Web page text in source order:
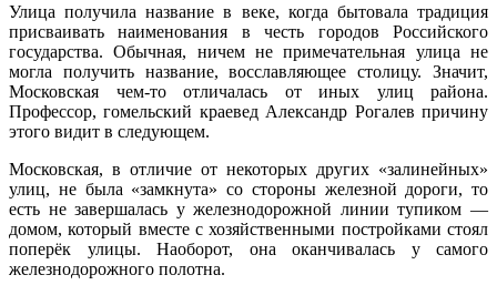
Улица получила название в веке, когда бытова­ла традиция
присваивать наименования в честь горо­дов Российского
государства. Обычная, ничем не при­мечательная улица не
могла получить название, вос­славляющее столицу. Значит,
Московская чем-то отли­чалась от иных улиц района.
Профессор, гомельский краевед Александр Рогалев причину
этого видит в следующем.
Московская, в отличие от некоторых других «за­линейных»
улиц, не была «замкнута» со стороны же­лезной дороги, то
есть не завершалась у железнодо­рожной линии тупиком —
домом, который вместе с хозяйственными постройками стоял
поперёк улицы. Наоборот, она оканчивалась у самого
железнодорож­ного полотна.